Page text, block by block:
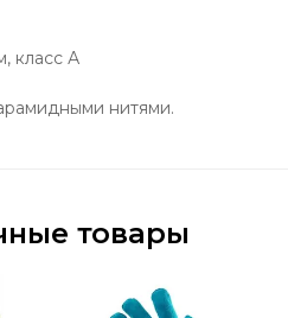
класс А
нитями.
товары